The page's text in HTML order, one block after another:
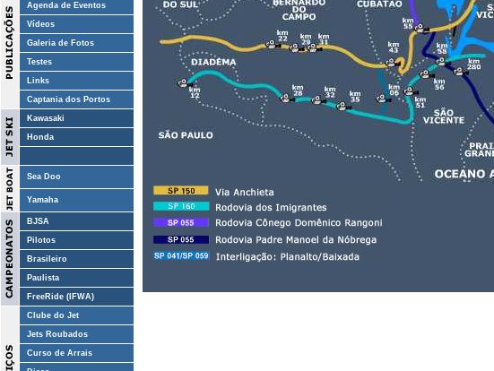
Agenda de Eventos
Vídeos
Galeria de Fotos
Testes
Links
Captania dos Portos
Kawasaki
Honda
Sea Doo
Yamaha
BJSA
Pilotos
Brasileiro
Paulista
FreeRide (IFWA)
Clube do Jet
Jets Roubados
Curso de Arrais